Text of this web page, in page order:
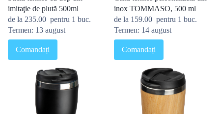
imitaţie de plută 500ml
de la 235.00 pentru 1 buc.
Termen: 13 august
Comandați
inox TOMMASO, 500 ml
de la 159.00 pentru 1 buc.
Termen: 14 august
Comandați